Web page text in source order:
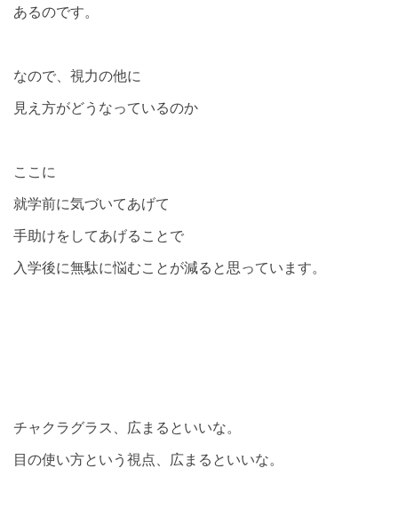
あるのです。
なので、視力の他に
見え方がどうなっているのか
ここに
就学前に気づいてあげて
手助けをしてあげることで
入学後に無駄に悩むことが減ると思っています。
チャクラグラス、広まるといいな。
目の使い方という視点、広まるといいな。